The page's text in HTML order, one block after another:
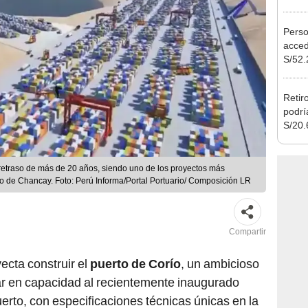
de más de 20 años, siendo uno de los proyectos más
Chancay. Foto: Perú Informa/Portal Portuario/ Composición LR
Compartir
construir el puerto de Corío, un ambicioso
en capacidad al recientemente inaugurado
con especificaciones técnicas únicas en la
S/
S/